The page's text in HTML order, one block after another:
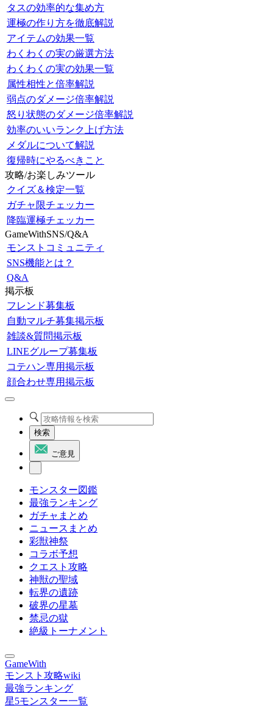
タスの効率的な集め方
運極の作り方を徹底解説
アイテムの効果一覧
わくわくの実の厳選方法
わくわくの実の効果一覧
属性相性と倍率解説
弱点のダメージ倍率解説
怒り状態のダメージ倍率解説
効率のいいランク上げ方法
メダルについて解説
復帰時にやるべきこと
攻略/お楽しみツール
クイズ＆検定一覧
ガチャ限チェッカー
降臨運極チェッカー
GameWithSNS/Q&A
モンストコミュニティ
SNS機能とは？
Q&A
掲示板
フレンド募集板
自動マルチ募集掲示板
雑談&質問掲示板
LINEグループ募集板
コテハン専用掲示板
顔合わせ専用掲示板
検索
ご意見
モンスター図鑑
最強ランキング
ガチャまとめ
ニュースまとめ
彩獣神祭
コラボ予想
クエスト攻略
神獣の聖域
転界の遺跡
破界の星墓
禁忌の獄
絶級トーナメント
GameWith
モンスト攻略wiki
最強ランキング
星5モンスター一覧